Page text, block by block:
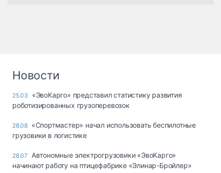
опасные грузы
страхование
Склады и
грузовые
Новости
25.03
«ЭвоКарго» представил статистику развития
роботизированных грузоперевозок
28.08 «Спортмастер» начал использовать беспилотные
грузовики в логистике
28.07
Автономные электрогрузовики «ЭвоКарго»
начинают работу на птицефабрике «Элинар-Бройлер»